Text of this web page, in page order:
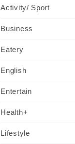
Activity/ Sport
Business
Eatery
English
Entertain
Health+
Lifestyle